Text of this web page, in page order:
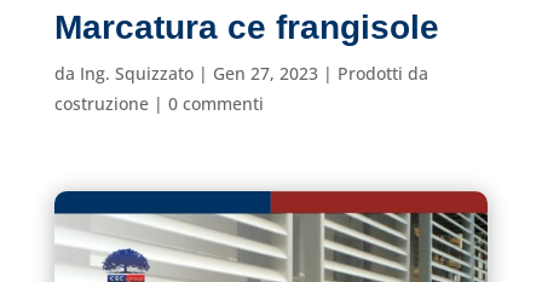
Marcatura ce frangisole
da Ing. Squizzato| Gen 27, 2023| Prodotti da
costruzione| 0 commenti